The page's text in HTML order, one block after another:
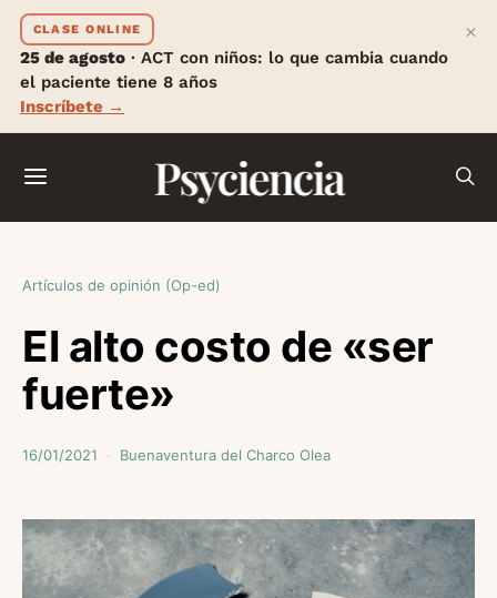
CLASE ONLINE
25 de agosto · ACT con niños: lo que cambia cuando
el paciente tiene 8 años
Inscríbete →
×
Psyciencia
Artículos de opinión (Op-ed)
El alto costo de «ser
fuerte»
16/01/2021 Buenaventura del Charco Olea